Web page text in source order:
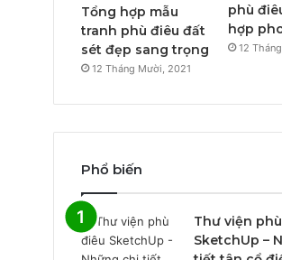
Tổng hợp mẫu
tranh phù điêu đất
sét đẹp sang trọng
12 Tháng Mười, 2021
phù
hợp
12
Phổ biến
Thư viện
SketchUp –